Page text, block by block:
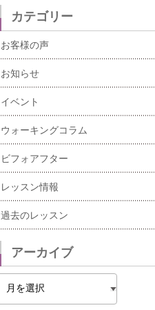
カテゴリー
お客様の声
お知らせ
イベント
ウォーキングコラム
ビフォアフター
レッスン情報
過去のレッスン
アーカイブ